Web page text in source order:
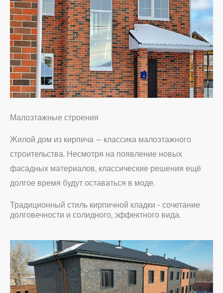
Малоэтажные строения
Жилой дом из кирпича — классика малоэтажного
строительства. Несмотря на появление новых
фасадных материалов, классические решения ещё
долгое время будут оставаться в моде.
Традиционный стиль кирпичной кладки - сочетание
долговечности и солидного, эффектного вида.